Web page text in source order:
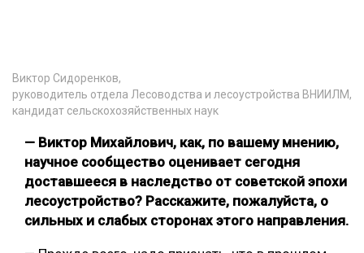
Виктор Сидоренков,
руководитель отдела Лесоводства и лесоустройства ВНИИЛМ,
кандидат сельскохозяйственных наук
— Виктор Михайлович, как, по вашему мнению,
научное сообщество оценивает сегодня
доставшееся в наследство от советской эпохи
лесоустройство? Расскажите, пожалуйста, о
сильных и слабых сторонах этого направления.